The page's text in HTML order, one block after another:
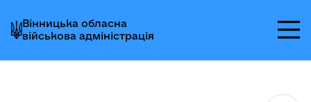
до
головного
меню
до
головного
вмісту
до
головного
колонтитула
Вінницька обласна
військова адміністрація